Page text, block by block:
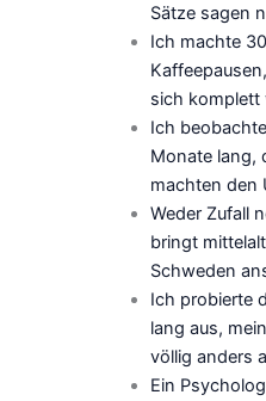
Sätze sagen
Ich machte
sich komplett
Ich
Monate lang,
machten den
Weder Zufall
bringt
Schweden
Ich probierte
lang aus,
völlig anders
Ein